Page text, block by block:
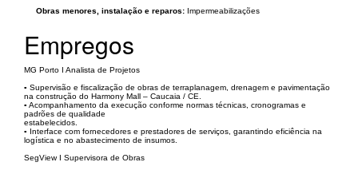
Obras menores, instalação e reparos: Impermeabilizações
Empregos
MG Porto I Analista de Projetos
▪ Supervisão e fiscalização de obras de terraplanagem, drenagem e pavimentação
na construção do Harmony Mall – Caucaia / CE.
▪ Acompanhamento da execução conforme normas técnicas, cronogramas e
padrões de qualidade
estabelecidos.
▪ Interface com fornecedores e prestadores de serviços, garantindo eficiência na
logística e no abastecimento de insumos.
SegView I Supervisora de Obras